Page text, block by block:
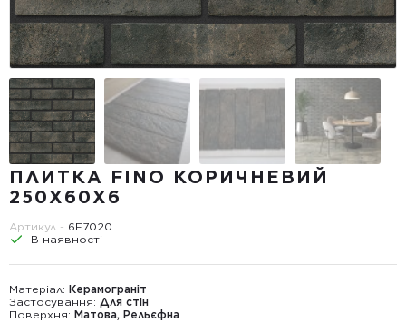
ПЛИТКА FINO КОРИЧНЕВИЙ
250Х60Х6
Артикул - 6F7020
В наявності
Матеріал: Керамограніт
Застосування: Для стін
Поверхня: Матова, Рельєфна